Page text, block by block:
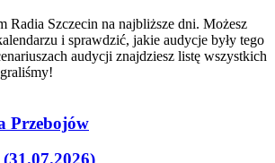
Radia Szczecin na najbliższe dni. Możesz
i sprawdzić, jakie audycje były tego
audycji znajdziesz listę wszystkich
Przebojów